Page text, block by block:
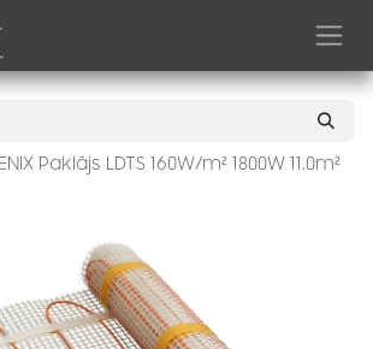
Paklājs LDTS 160W/m² 1800W 11.0m²